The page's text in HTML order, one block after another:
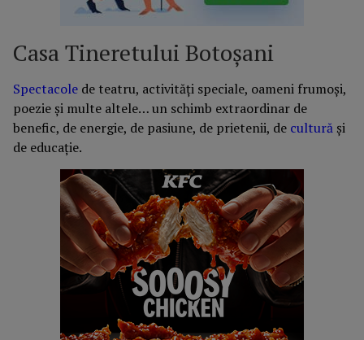
Casa Tineretului Botoșani
Spectacole de teatru, activităţi speciale, oameni frumoşi,
poezie şi multe altele… un schimb extraordinar de
benefic, de energie, de pasiune, de prietenii, de cultură şi
de educaţie.